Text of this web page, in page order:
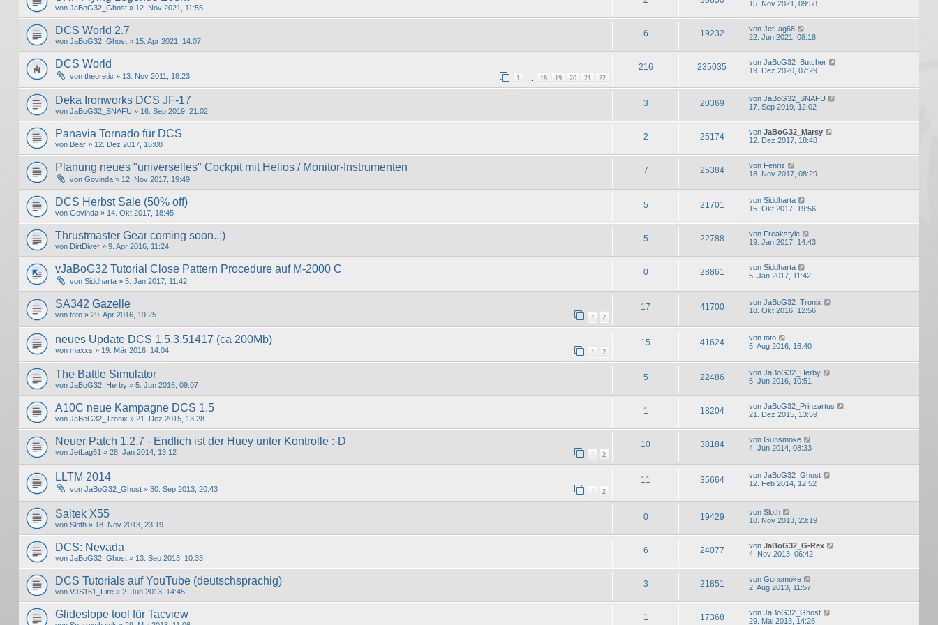
von JaBoG32_Ghost » 12. Nov 2021, 11:55 15. Nov 2021, 09:58
DCS World 2.7
von JaBoG32_Ghost » 15. Apr 2021, 14:07
6 19232 von JetLag68
22. Jun 2021, 08:18
DCS World
von theoretic » 13. Nov 2011, 18:23 1 18 19 20 21 22
216 235035 von JaBoG32_Butcher
19. Dez 2020, 07:29
Deka Ironworks DCS JF-17
von JaBoG32_SNAFU » 16. Sep 2019, 21:02
3 20369 von JaBoG32_SNAFU
17. Sep 2019, 12:02
Panavia Tornado für DCS
von Bear » 12. Dez 2017, 16:08
2 25174 von JaBoG32_Marsy
12. Dez 2017, 18:48
Planung neues "universelles" Cockpit mit Helios / Monitor-Instrumenten
von Govinda » 12. Nov 2017, 19:49
7 25384 von Fenris
18. Nov 2017, 08:29
DCS Herbst Sale (50% off)
von Govinda » 14. Okt 2017, 18:45
5 21701 von Siddharta
15. Okt 2017, 19:56
Thrustmaster Gear coming soon..;)
von DirtDiver » 9. Apr 2016, 11:24
5 22788 von Freakstyle
19. Jan 2017, 14:43
vJaBoG32 Tutorial Close Pattern Procedure auf M-2000 C
von Siddharta » 5. Jan 2017, 11:42
0 28861 von Siddharta
5. Jan 2017, 11:42
SA342 Gazelle
von toto » 29. Apr 2016, 19:25 1 2
17 41700 von JaBoG32_Tronix
18. Okt 2016, 12:56
neues Update DCS 1.5.3.51417 (ca 200Mb)
von maxxs » 19. Mär 2016, 14:04 1 2
15 41624 von toto
5. Aug 2016, 16:40
The Battle Simulator
von JaBoG32_Herby » 5. Jun 2016, 09:07
5 22486 von JaBoG32_Herby
5. Jun 2016, 10:51
A10C neue Kampagne DCS 1.5
von JaBoG32_Tronix » 21. Dez 2015, 13:28
1 18204 von JaBoG32_Prinzartus
21. Dez 2015, 13:59
Neuer Patch 1.2.7 - Endlich ist der Huey unter Kontrolle :-D
von JetLag61 » 28. Jan 2014, 13:12 1 2
10 38184 von Gunsmoke
4. Jun 2014, 08:33
LLTM 2014
von JaBoG32_Ghost » 30. Sep 2013, 20:43 1 2
11 35664 von JaBoG32_Ghost
12. Feb 2014, 12:52
Saitek X55
von Sloth » 18. Nov 2013, 23:19
0 19429 von Sloth
18. Nov 2013, 23:19
DCS: Nevada
von JaBoG32_Ghost » 13. Sep 2013, 10:33
6 24077 von JaBoG32_G-Rex
4. Nov 2013, 06:42
DCS Tutorials auf YouTube (deutschsprachig)
von VJS161_Fire » 2. Jun 2013, 14:45
3 21851 von Gunsmoke
2. Aug 2013, 11:57
Glideslope tool für Tacview 1 17368 von JaBoG32_Ghost
29. Mai 2013, 14:26